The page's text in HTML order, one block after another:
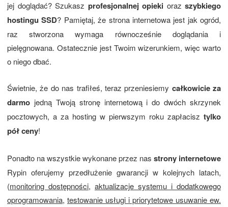
jej doglądać? Szukasz profesjonalnej opieki oraz szybkiego
hostingu SSD? Pamiętaj, że strona internetowa jest jak ogród,
raz stworzona wymaga równocześnie doglądania i
pielęgnowana. Ostatecznie jest Twoim wizerunkiem, więc warto
o niego dbać.
Świetnie, że do nas trafiłeś, teraz przeniesiemy całkowicie za
darmo jedną Twoją stronę internetową i do dwóch skrzynek
pocztowych, a za hosting w pierwszym roku zapłacisz tylko
pół ceny!
Ponadto na wszystkie wykonane przez nas strony internetowe
Rypin oferujemy przedłużenie gwarancji w kolejnych latach,
(monitoring dostępności, aktualizacje systemu i dodatkowego
oprogramowania, testowanie usługi i priorytetowe usuwanie ew.